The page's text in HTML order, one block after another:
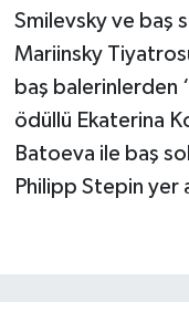
Smilevsky ve baş
Mariinsky
baş balerinlerden
ödüllü Ekaterina
Batoeva ile baş
Philipp Stepin yer